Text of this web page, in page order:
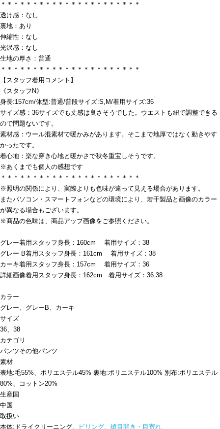
＊＊＊＊＊＊＊＊＊＊＊＊＊＊＊＊＊＊＊＊＊＊
透け感：なし
裏地：あり
伸縮性：なし
光沢感：なし
生地の厚さ：普通
＊＊＊＊＊＊＊＊＊＊＊＊＊＊＊＊＊＊＊＊＊＊
【スタッフ着用コメント】
《スタッフN》
身長:157cm/体型:普通/普段サイズ:S,M/着用サイズ:36
サイズ感：36サイズでも丈感は良さそうでした。ウエストも紐で調整できる
ので問題ないです。
素材感：ウール混素材で暖かみがあります。そこまで地厚ではなく動きやす
かったです。
着心地：楽な穿き心地と暖かさで秋冬重宝しそうです。
※あくまでも個人の感想です
＊＊＊＊＊＊＊＊＊＊＊＊＊＊＊＊＊＊＊＊＊＊
※照明の関係により、実際よりも色味が違って見える場合があります。
またパソコン・スマートフォンなどの環境により、若干製品と画像のカラー
が異なる場合もございます。
※商品の色味は、商品アップ画像をご参照ください。
グレー着用スタッフ身長：160cm 着用サイズ：38
グレー B着用スタッフ身長：161cm 着用サイズ：38
カーキ着用スタッフ身長：157cm 着用サイズ：36
詳細画像着用スタッフ身長：162cm 着用サイズ：36.38
カラー
グレー、グレーB、カーキ
サイズ
36、38
カテゴリ
パンツその他パンツ
素材
表地:毛55%、ポリエステル45% 裏地:ポリエステル100% 別布:ポリエステル
80%、コットン20%
生産国
中国
取扱い
本体:ドライクリーニング、
ピリング、 縫目開き・目寄れ